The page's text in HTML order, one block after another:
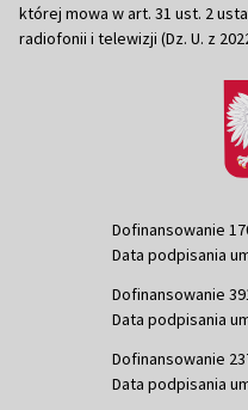
której mowa w art. 31 ust. 2
radiofonii i telewizji (Dz. U. z
Dofinansowanie
Data podpisania
Dofinansowanie
Data podpisania
Dofinansowanie
Data podpisania